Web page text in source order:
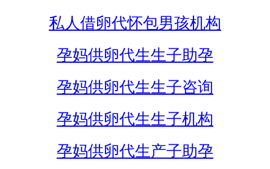
私人借卵代怀包男孩机构
孕妈供卵代生生子助孕
孕妈供卵代生生子咨询
孕妈供卵代生生子机构
孕妈供卵代生产子助孕